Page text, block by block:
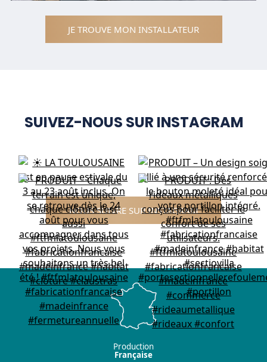
JE TROUVE MON INSTALLATEUR
SUIVEZ-NOUS SUR INSTAGRAM
NOUS SUIVRE SUR INSTAGRAM
Production
Française